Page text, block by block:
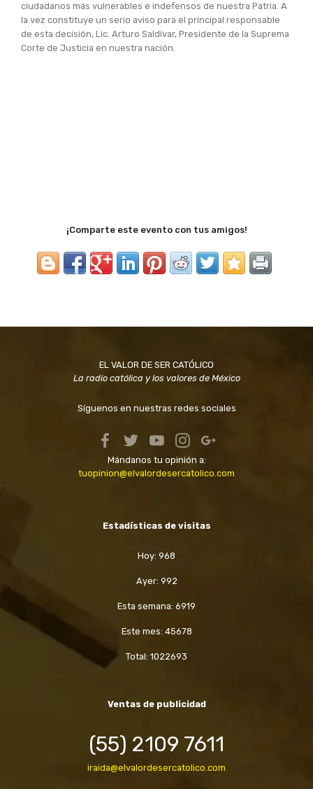
ciudadanos más vulnerables e indefensos de nuestra Patria. A
la vez constituye un serio aviso para el principal responsable
de esta decisión, Lic. Arturo Saldívar, Presidente de la Suprema
Corte de Justicia en nuestra nación.
¡Comparte este evento con tus amigos!
EL VALOR DE SER CATÓLICO
La radio católica y los valores de México
Síguenos en nuestras redes sociales
Mándanos tu opinión a:
tuopinion@elvalordesercatolico.com
Estadísticas de visitas
Hoy: 968
Ayer: 992
Esta semana: 6919
Este mes: 45678
Total: 1022693
Ventas de publicidad
(55) 2109 7611
iraida@elvalordesercatolico.com